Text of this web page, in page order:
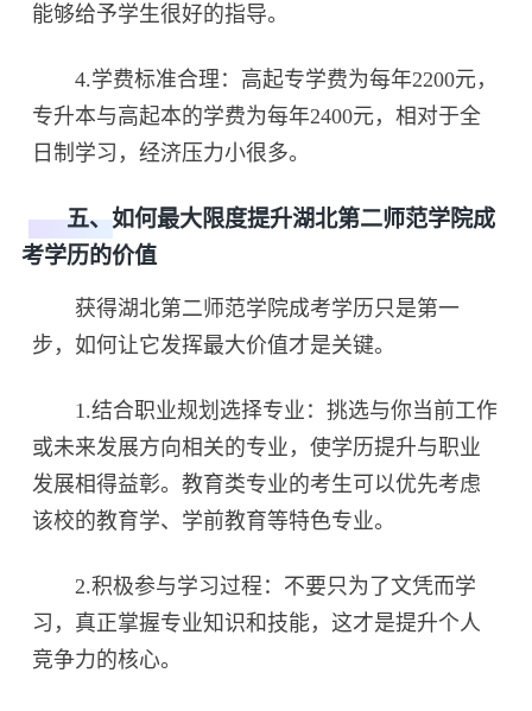
能够给予学生很好的指导。
4.学费标准合理：高起专学费为每年2200元，
专升本与高起本的学费为每年2400元，相对于全
日制学习，经济压力小很多。
五、如何最大限度提升湖北第二师范学院成
考学历的价值
获得湖北第二师范学院成考学历只是第一
步，如何让它发挥最大价值才是关键。
1.结合职业规划选择专业：挑选与你当前工作
或未来发展方向相关的专业，使学历提升与职业
发展相得益彰。教育类专业的考生可以优先考虑
该校的教育学、学前教育等特色专业。
2.积极参与学习过程：不要只为了文凭而学
习，真正掌握专业知识和技能，这才是提升个人
竞争力的核心。